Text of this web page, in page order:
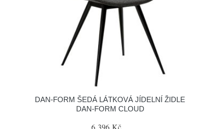
​​​​​DAN-FORM ŠEDÁ LÁTKOVÁ JÍDELNÍ ŽIDLE
DAN-FORM CLOUD
6 396 Kč